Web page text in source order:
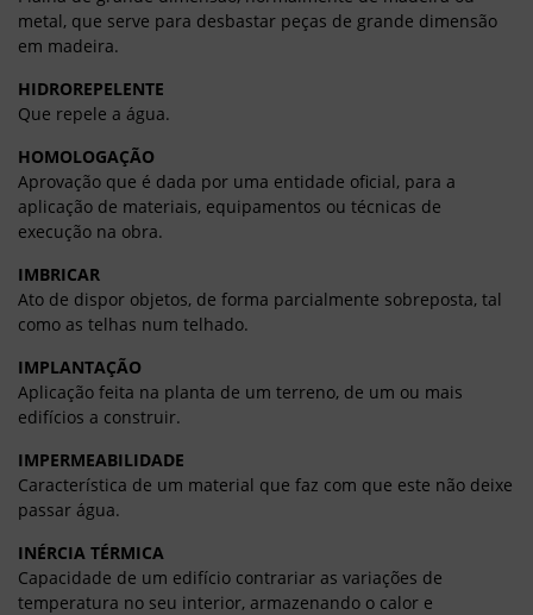
metal, que serve para desbastar peças de grande dimensão
em madeira.
HIDROREPELENTE
Que repele a água.
HOMOLOGAÇÃO
Aprovação que é dada por uma entidade oficial, para a
aplicação de materiais, equipamentos ou técnicas de
execução na obra.
IMBRICAR
Ato de dispor objetos, de forma parcialmente sobreposta, tal
como as telhas num telhado.
IMPLANTAÇÃO
Aplicação feita na planta de um terreno, de um ou mais
edifícios a construir.
IMPERMEABILIDADE
Característica de um material que faz com que este não deixe
passar água.
INÉRCIA TÉRMICA
Capacidade de um edifício contrariar as variações de
temperatura no seu interior, armazenando o calor e